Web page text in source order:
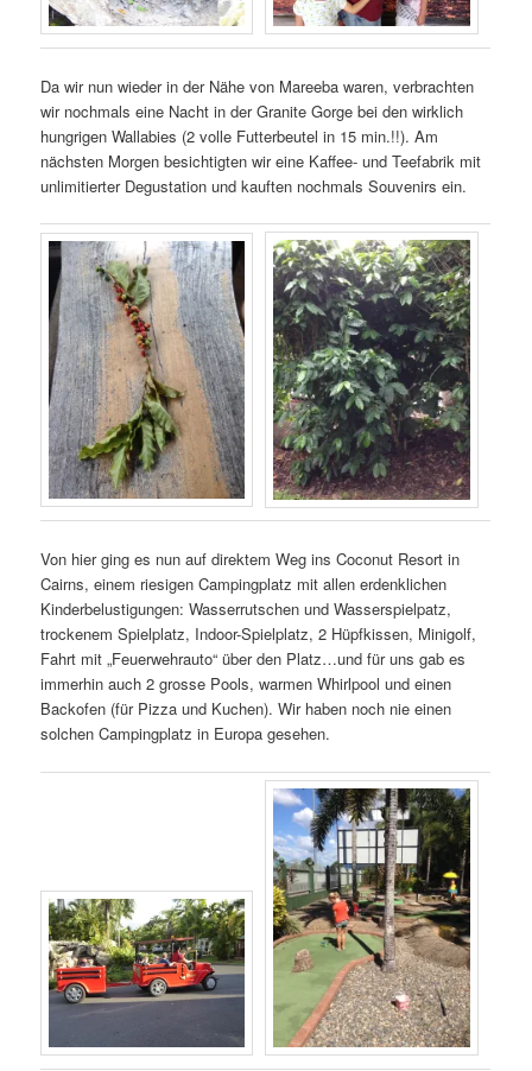
Da wir nun wieder in der Nähe von Mareeba waren, verbrachten
wir nochmals eine Nacht in der Granite Gorge bei den wirklich
hungrigen Wallabies (2 volle Futterbeutel in 15 min.!!). Am
nächsten Morgen besichtigten wir eine Kaffee- und Teefabrik mit
unlimitierter Degustation und kauften nochmals Souvenirs ein.
Von hier ging es nun auf direktem Weg ins Coconut Resort in
Cairns, einem riesigen Campingplatz mit allen erdenklichen
Kinderbelustigungen: Wasserrutschen und Wasserspielpatz,
trockenem Spielplatz, Indoor-Spielplatz, 2 Hüpfkissen, Minigolf,
Fahrt mit „Feuerwehrauto“ über den Platz…und für uns gab es
immerhin auch 2 grosse Pools, warmen Whirlpool und einen
Backofen (für Pizza und Kuchen). Wir haben noch nie einen
solchen Campingplatz in Europa gesehen.